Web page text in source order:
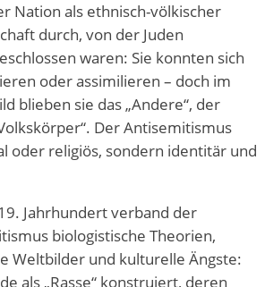
Nation als ethnisch-völkischer
durch, von der Juden
waren: Sie konnten sich
oder assimilieren – doch im
blieben sie das „Andere“, der
Der Antisemitismus
oder religiös, sondern identitär und
Jahrhundert verband der
biologistische Theorien,
Weltbilder und kulturelle Ängste:
als „Rasse“ konstruiert, deren